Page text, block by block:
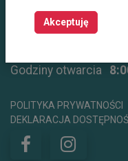
Akceptuję
+48 12 44 67 565
Godziny otwarcia
POLITYKA PRYWATNOŚCI
DEKLARACJA